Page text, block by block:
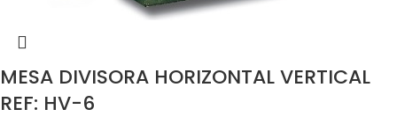
MESA DIVISORA HORIZONTAL VERTICAL
REF: HV-6